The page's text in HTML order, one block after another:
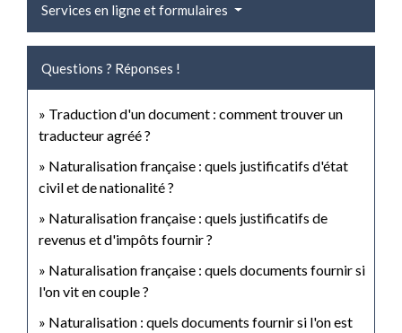
Services en ligne et formulaires
Questions ? Réponses !
Traduction d'un document : comment trouver un
traducteur agréé ?
Naturalisation française : quels justificatifs d'état
civil et de nationalité ?
Naturalisation française : quels justificatifs de
revenus et d'impôts fournir ?
Naturalisation française : quels documents fournir si
l'on vit en couple ?
Naturalisation : quels documents fournir si l'on est